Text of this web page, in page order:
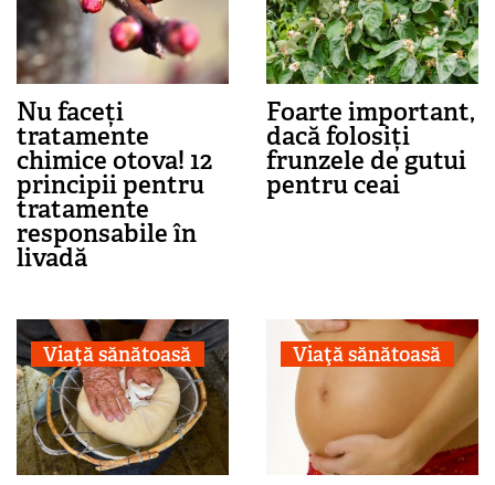
Nu faceți
tratamente
chimice otova! 12
principii pentru
tratamente
responsabile în
livadă
Foarte important,
dacă folosiți
frunzele de gutui
pentru ceai
Viaţă sănătoasă Viaţă sănătoasă